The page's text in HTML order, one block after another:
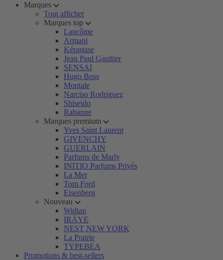
Marques
Tout afficher
Marques top
Lancôme
Armani
Kérastase
Jean Paul Gaultier
SENSAI
Hugo Boss
Montale
Narciso Rodriguez
Shiseido
Rabanne
Marques premium
Yves Saint Laurent
GIVENCHY
GUERLAIN
Parfums de Marly
INITIO Parfums Privés
La Mer
Tom Ford
Eisenberg
Nouveau
Widian
IRÄYE
NEST NEW YORK
La Prairie
TYPEBEA
Promotions & best-sellers